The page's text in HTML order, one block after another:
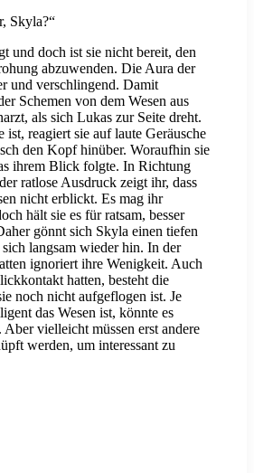
Skyla?“
und doch ist sie nicht bereit, den
abzuwenden. Die Aura der
und verschlingend. Damit
Schemen von dem Wesen aus
als sich Lukas zur Seite dreht.
ist, reagiert sie auf laute Geräusche
den Kopf hinüber. Woraufhin sie
ihrem Blick folgte. In Richtung
ratlose Ausdruck zeigt ihr, dass
nicht erblickt. Es mag ihr
hält sie es für ratsam, besser
gönnt sich Skyla einen tiefen
langsam wieder hin. In der
ignoriert ihre Wenigkeit. Auch
hatten, besteht die
noch nicht aufgeflogen ist. Je
das Wesen ist, könnte es
Aber vielleicht müssen erst andere
werden, um interessant zu